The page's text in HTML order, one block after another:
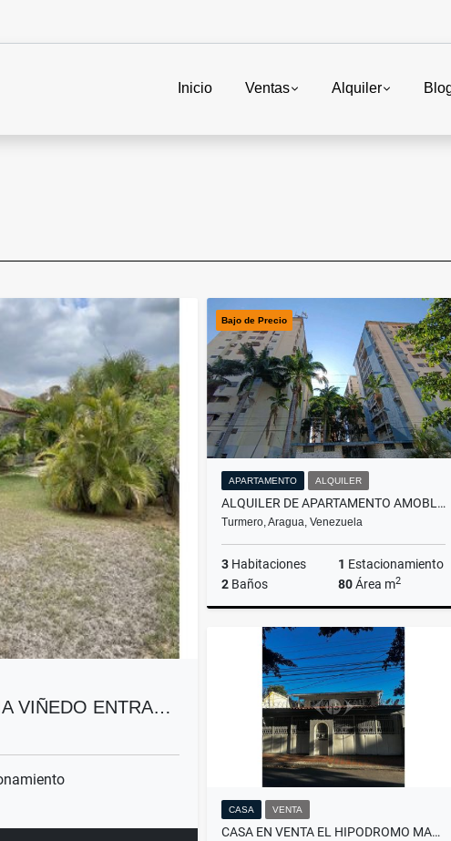
Inicio Ventas Alquiler
VIÑEDO ENTRA…
Bajo de Precio
APARTAMENTO ALQUILER
ALQUILER DE APARTAMENTO AMOBLADO EN URB SAN PABLO TURMERO EDO ARAGUA
Turmero, Aragua, Venezuela
3 Habitaciones 1 Estacionamiento
2 Baños 80Área m2
Alquiler
US$380
CASA VENTA
CASA EN VENTA EL HIPODROMO MARACAY